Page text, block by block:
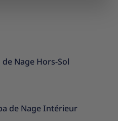
de Nage Hors-Sol
de Nage Intérieur